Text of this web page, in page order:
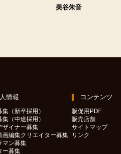
美谷朱音
情報
集（新卒採用）
集（中途採用）
ザイナー募集
画編集クリエイター募集
マン募集
ー募集
コンテンツ
販促用PDF
販売店舗
サイトマップ
リンク